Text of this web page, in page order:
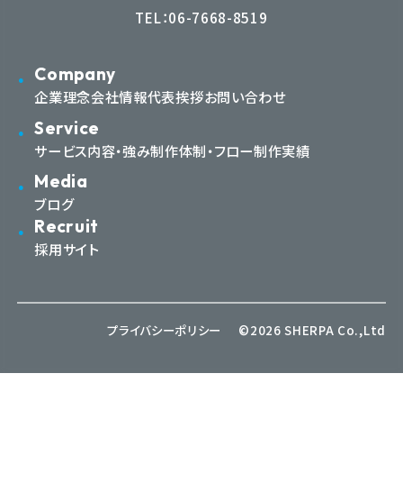
TEL：06-7668-8519
Company
企業理念会社情報代表挨拶お問い合わせ
Service
サービス内容・強み制作体制・フロー制作実績
Media
ブログ
Recruit
採用サイト
プライバシーポリシー ©2026 SHERPA Co.,Ltd